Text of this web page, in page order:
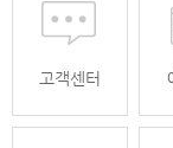
고객센터